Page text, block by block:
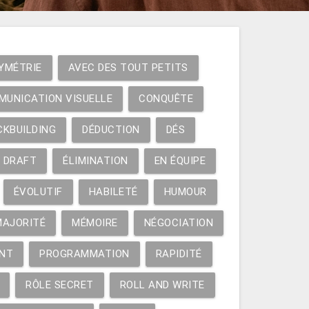
AVEC DES TOUT PETITS
VISUELLE CONQUÊTE
DÉDUCTION DÉS
DRAFT ÉLIMINATION EN ÉQUIPE
ÉVOLUTIF HABILETÉ HUMOUR
MÉMOIRE NÉGOCIATION
PROGRAMMATION RAPIDITÉ
RÔLE SECRET ROLL AND WRITE